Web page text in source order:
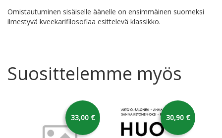
Omistautuminen sisäiselle äänelle on ensimmäinen suomeksi
ilmestyvä kveekarifilosofiaa esittelevä klassikko.
Suosittelemme myös
33,00 € 30,90 €